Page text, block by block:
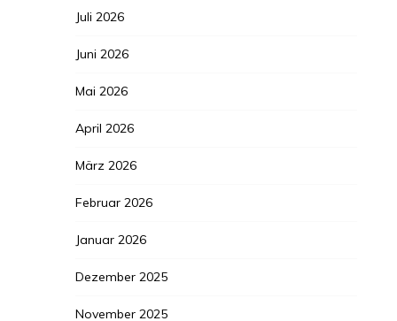
Juli 2026
Juni 2026
Mai 2026
April 2026
März 2026
Februar 2026
Januar 2026
Dezember 2025
November 2025